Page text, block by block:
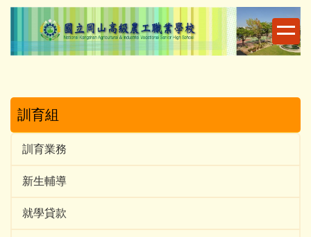
跳
主
訓育組
訓育業務
新生輔導
就學貸款